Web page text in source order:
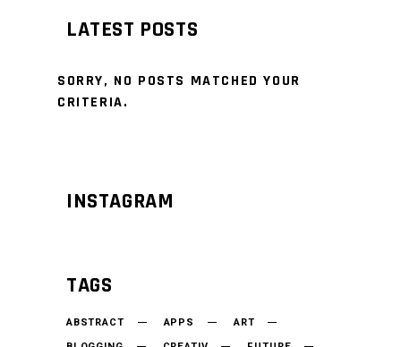
LATEST POSTS
SORRY, NO POSTS MATCHED YOUR
CRITERIA.
INSTAGRAM
TAGS
ABSTRACT APPS
ART